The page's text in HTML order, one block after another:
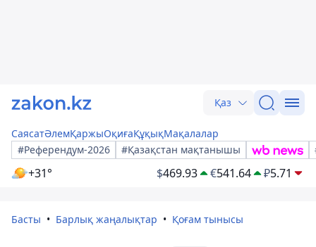
Қаз
СаясатӘлемҚаржыОқиғаҚұқықМақалалар
#Референдум-2026
#Қазақстан мақтанышы
+31° $469.93 €541.64 ₽5.71
Басты Барлық жаңалықтар Қоғам тынысы